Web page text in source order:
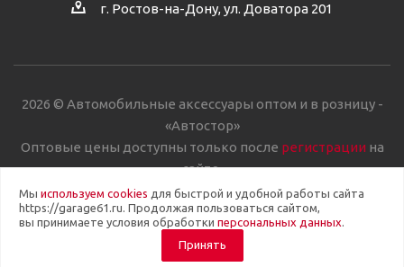
г. Ростов-на-Дону, ул. Доватора 201
2026 © Автомобильные аксессуары оптом и в розницу -
«Автостор»
Оптовые цены доступны только после регистрации на
сайте.
Мы используем cookies для быстрой и удобной работы сайта
https://garage61.ru. Продолжая пользоваться сайтом,
вы принимаете условия обработки персональных данных.
Принять